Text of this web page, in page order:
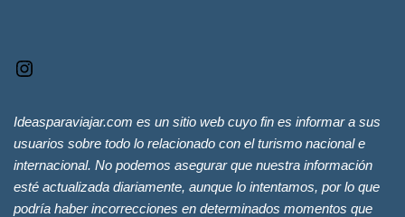
Ideasparaviajar.com es un sitio web cuyo fin es informar a sus
usuarios sobre todo lo relacionado con el turismo nacional e
internacional. No podemos asegurar que nuestra información
esté actualizada diariamente, aunque lo intentamos, por lo que
podría haber incorrecciones en determinados momentos que